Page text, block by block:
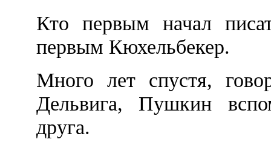
Кто первым начал
первым Кюхельбекер.
Много лет спустя,
Дельвига, Пушкин
друга.